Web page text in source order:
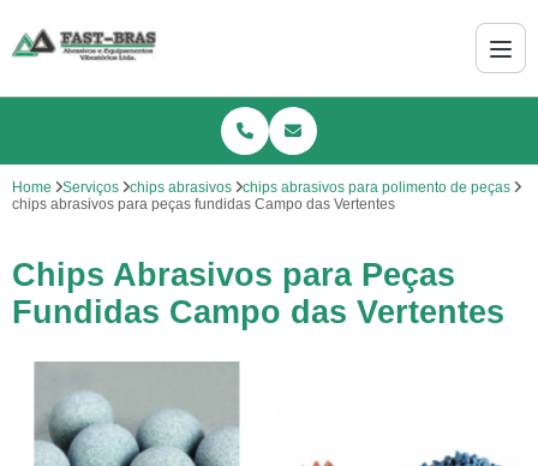
Home Serviços chips abrasivos
chips abrasivos para polimento de peças
chips abrasivos para peças fundidas Campo das Vertentes
Chips Abrasivos para Peças
Fundidas Campo das Vertentes